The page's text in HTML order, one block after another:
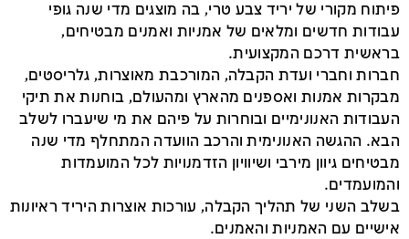
פיתוח מקורי של יריד צבע טרי, בה מוצגים מדי שנה גופי
עבודות חדשים ומלאים של אמניות ואמנים מבטיחים,
בראשית דרכם המקצועית.
חברות וחברי ועדת הקבלה, המורכבת מאוצרות, גלריסטים,
מבקרות אמנות ואספנים מהארץ ומהעולם, בוחנות את תיקי
העבודות האנונימיים ובוחרות על פיהם את מי שיעברו לשלב
הבא. ההגשה האנונימית והרכב הוועדה המתחלף מדי שנה
מבטיחים גיוון מירבי ושיוויון הזדמנויות לכל המועמדות
והמועמדים.
בשלב השני של תהליך הקבלה, עורכות אוצרות היריד ראיונות
אישיים עם האמניות והאמנים.